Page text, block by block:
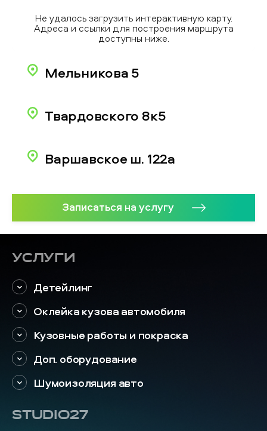
Не удалось загрузить интерактивную карту.
Адреса и ссылки для построения маршрута
доступны ниже.
Мельникова 5
Твардовского 8к5
Варшавское ш. 122а
Записаться на услугу
Услуги
Детейлинг
Оклейка кузова автомобиля
Кузовные работы и покраска
Доп. оборудование
Шумоизоляция авто
STUDIO27